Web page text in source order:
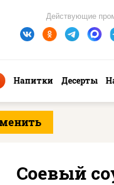
Действующие
Напитки Десерты
Соевый